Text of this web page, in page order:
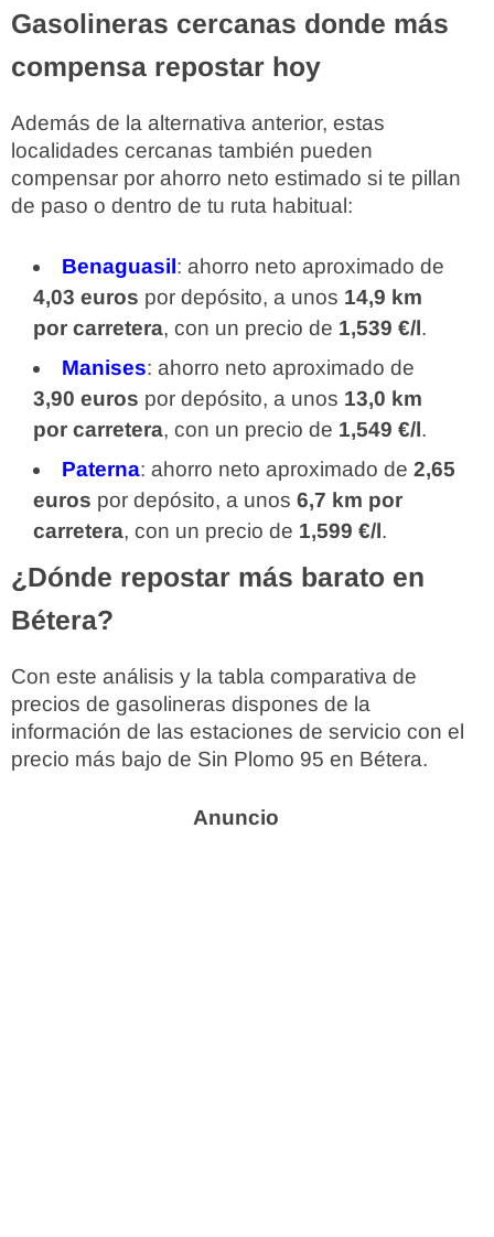
Gasolineras cercanas donde más
compensa repostar hoy
Además de la alternativa anterior, estas
localidades cercanas también pueden
compensar por ahorro neto estimado si te pillan
de paso o dentro de tu ruta habitual:
Benaguasil: ahorro neto aproximado de
4,03 euros por depósito, a unos 14,9 km
por carretera, con un precio de 1,539 €/l.
Manises: ahorro neto aproximado de
3,90 euros por depósito, a unos 13,0 km
por carretera, con un precio de 1,549 €/l.
Paterna: ahorro neto aproximado de 2,65
euros por depósito, a unos 6,7 km por
carretera, con un precio de 1,599 €/l.
¿Dónde repostar más barato en
Bétera?
Con este análisis y la tabla comparativa de
precios de gasolineras dispones de la
información de las estaciones de servicio con el
precio más bajo de Sin Plomo 95 en Bétera.